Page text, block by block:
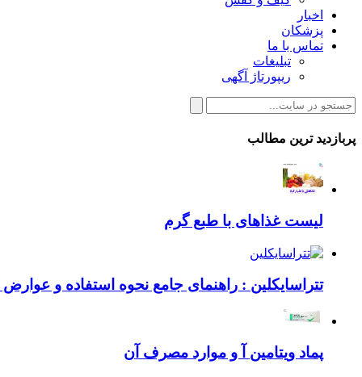
اخبار
پزشکان
تماس با ما
تبلیغات
ریپورتاژ آگهی
پربازدید ترین مطالب
لیست غذاهای با طبع گرم
تتراسایکلین : راهنمای جامع نحوه استفاده و عوارض
پماد ویتامین آ و موارد مصرف آن